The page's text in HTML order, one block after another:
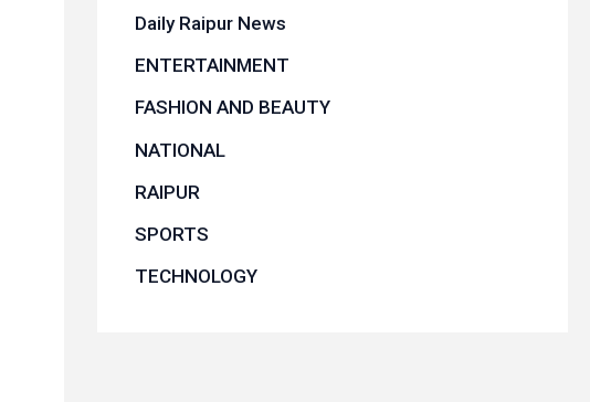
Daily Raipur News
ENTERTAINMENT
FASHION AND BEAUTY
NATIONAL
RAIPUR
SPORTS
TECHNOLOGY